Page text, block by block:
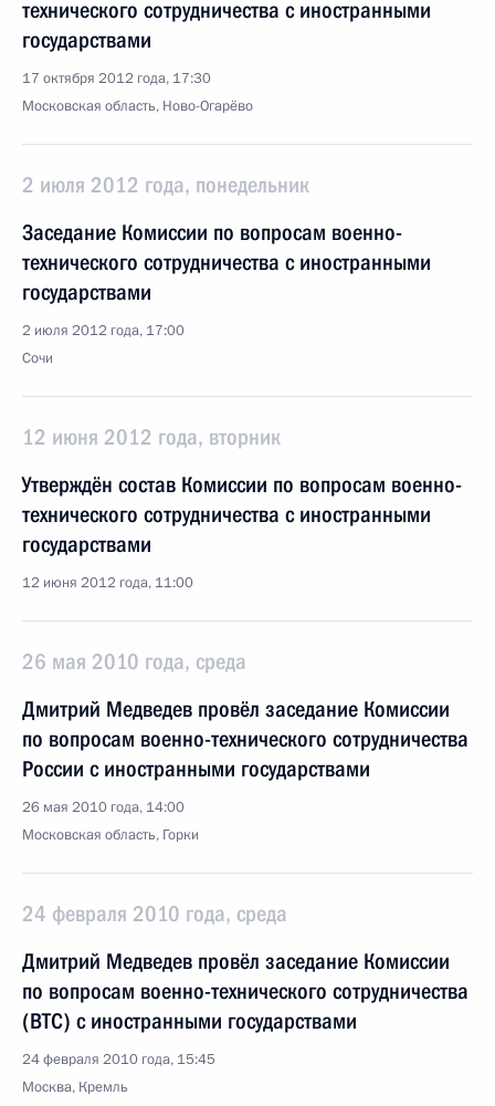
технического сотрудничества с иностранными
государствами
17 октября 2012 года, 17:30
Московская область, Ново-Огарёво
2 июля 2012 года, понедельник
Заседание Комиссии по вопросам военно-
технического сотрудничества с иностранными
государствами
2 июля 2012 года, 17:00
Сочи
12 июня 2012 года, вторник
Утверждён состав Комиссии по вопросам военно-
технического сотрудничества с иностранными
государствами
12 июня 2012 года, 11:00
26 мая 2010 года, среда
Дмитрий Медведев провёл заседание Комиссии
по вопросам военно-технического сотрудничества
России с иностранными государствами
26 мая 2010 года, 14:00
Московская область, Горки
24 февраля 2010 года, среда
Дмитрий Медведев провёл заседание Комиссии
по вопросам военно-технического сотрудничества
(ВТС) с иностранными государствами
24 февраля 2010 года, 15:45
Москва, Кремль